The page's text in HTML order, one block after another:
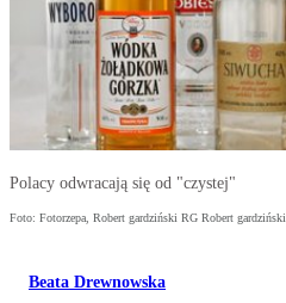
Polacy odwracają się od "czystej"
Foto: Fotorzepa, Robert gardziński RG Robert gardziński
Beata Drewnowska